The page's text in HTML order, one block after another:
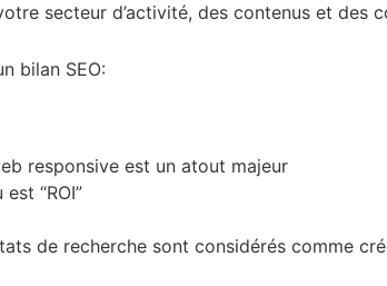
secteur d’activité, des contenus et des
bilan SEO:
responsive est un atout majeur
“ROI”
de recherche sont considérés comme